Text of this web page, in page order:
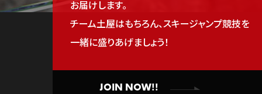
お届けします。
チーム土屋はもちろん、スキージャンプ競技を
一緒に盛りあげましょう！
JOIN NOW!!